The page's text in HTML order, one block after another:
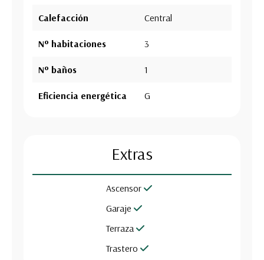
Calefacción Central
Nº habitaciones 3
Nº baños 1
Eficiencia energética G
Extras
Ascensor
Garaje
Terraza
Trastero